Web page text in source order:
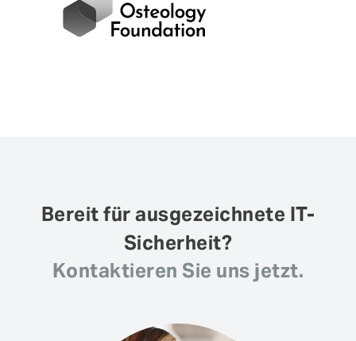
Bereit für ausgezeichnete IT-
Sicherheit?
Kontaktieren Sie uns jetzt.